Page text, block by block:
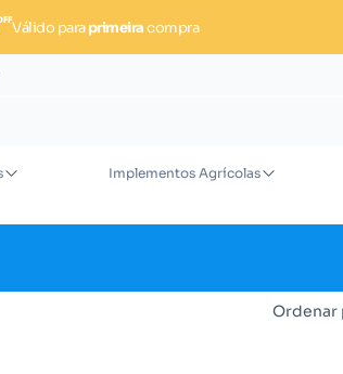
Válido paraprimeiracompra
Implementos Agrícolas
Ordenar